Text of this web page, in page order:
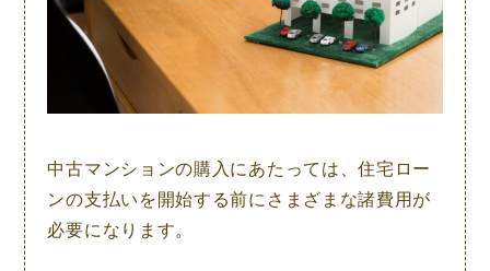
中古マンションの購入にあたっては、住宅ロー
ンの支払いを開始する前にさまざまな諸費用が
必要になります。